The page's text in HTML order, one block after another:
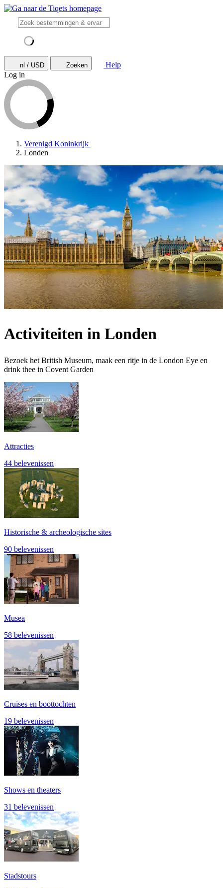
nl / USD Zoeken
Help
Log in
Verenigd Koninkrijk
Londen
Activiteiten in Londen
Bezoek het British Museum, maak een ritje in de London Eye en
drink thee in Covent Garden
Attracties
44 belevenissen
Historische & archeologische sites
90 belevenissen
Musea
58 belevenissen
Cruises en boottochten
19 belevenissen
Shows en theaters
31 belevenissen
Stadstours